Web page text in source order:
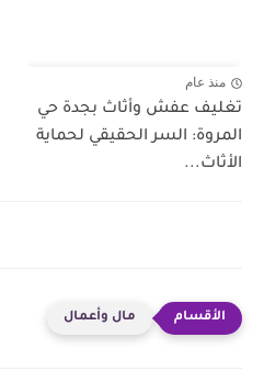
منذ عام
تغليف عفش وأثاث بجدة حي
المروة: السر الحقيقي لحماية
الأثاث...
مال وأعمال